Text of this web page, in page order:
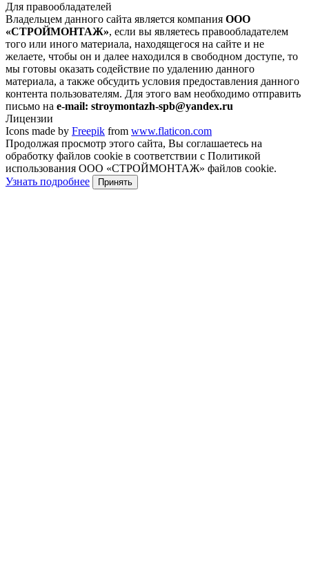
Для правообладателей
Владельцем данного сайта является компания ООО
«СТРОЙМОНТАЖ», если вы являетесь правообладателем
того или иного материала, находящегося на сайте и не
желаете, чтобы он и далее находился в свободном доступе, то
мы готовы оказать содействие по удалению данного
материала, а также обсудить условия предоставления данного
контента пользователям. Для этого вам необходимо отправить
письмо на e-mail: stroymontazh-spb@yandex.ru
Лицензии
Icons made by Freepik from www.flaticon.com
Продолжая просмотр этого сайта, Вы соглашаетесь на
обработку файлов cookie в соответствии с Политикой
использования ООО «СТРОЙМОНТАЖ» файлов cookie.
Узнать подробнее
Принять